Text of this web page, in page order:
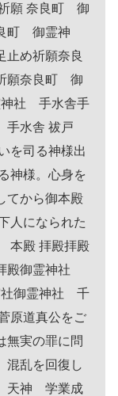
願 奈良町 御
町 御霊神
め祈願奈良
願奈良町 御
社 手水舎手
水舎 祓戸
司る神様出
様。心身を
てから御本殿
人になられた
本殿 拝殿拝殿
殿御霊神社
御霊神社 千
原道真公をご
無実の罪に問
混乱を回復し
天神 学業成